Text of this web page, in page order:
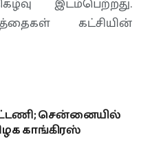
இடம்பெற்றது.
கட்சியின்
சென்னையில்
காங்கிரஸ்